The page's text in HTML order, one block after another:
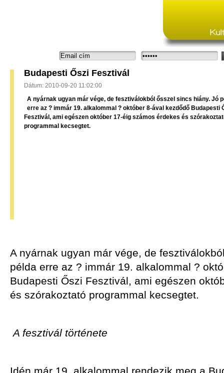
Budapesti Őszi Fesztivál
Dátum: 2010-09-20 11:02:00
A nyárnak ugyan már vége, de fesztiválokból ősszel sincs hiány. Jó
erre az ? immár 19. alkalommal ? október 8-ával kezdődő Budapesti
Fesztivál, ami egészen október 17-éig számos érdekes és
programmal kecsegtet.
A nyárnak ugyan már vége, de
példa erre az ? immár 19. alkalommal ?
Budapesti Őszi Fesztivál, ami egészen
és szórakoztató programmal kecsegtet.
A fesztivál története